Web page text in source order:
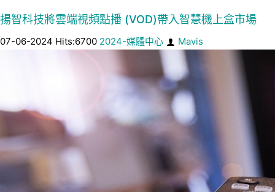
揚智科技將雲端視頻點播 (VOD)帶入智慧機上盒市場
07-06-2024 Hits:6700 2024-媒體中心 Mavis